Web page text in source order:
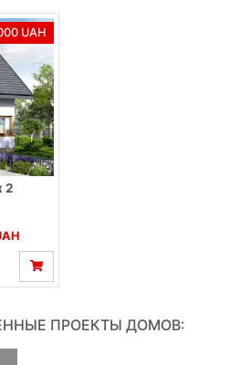
UAH
2
ПРОЕКТЫ ДОМОВ: